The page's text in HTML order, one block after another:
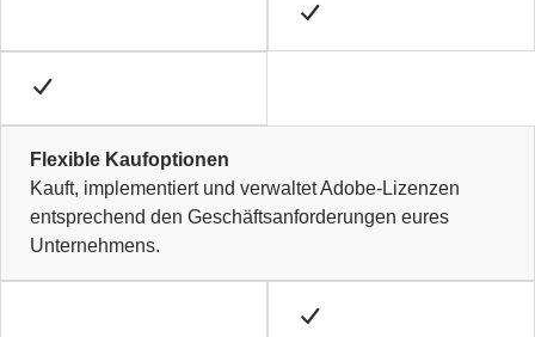
Flexible Kaufoptionen
Kauft, implementiert und verwaltet Adobe-Lizenzen
entsprechend den Geschäftsanforderungen eures
Unternehmens.